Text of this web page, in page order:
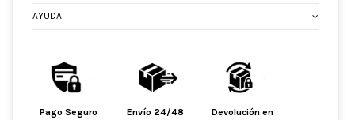
AYUDA
Pago Seguro Envío 24/48
Devolución en